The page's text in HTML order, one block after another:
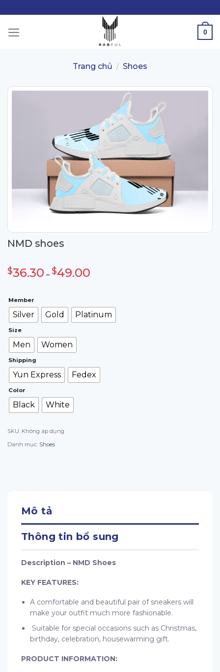
to
content
0
Trang chủ / Shoes
NMD shoes
$36.30 – $49.00
Member
Silver Gold Platinum
Size
Men Women
Shipping
Yun Express Fedex
Color
Black White
SKU: Không áp dụng
Danh mục: Shoes
Mô tả
Thông tin bổ sung
Description – NMD Shoes
KEY FEATURES:
A comfortable and beautiful pair of sneakers will
make your outfit much more fashionable.
Suitable for special occasions such as Christmas,
birthday, celebration, housewarming gift.
PRODUCT INFORMATION: